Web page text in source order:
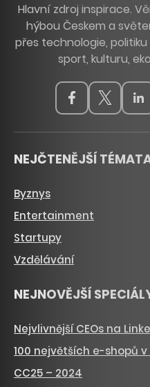
Hlavní zdroj inspirace.
hýbou Českem a
přes technologie,
sport, kulturu,
NEJČTENĚJŠÍ
Byznys
Entertainment
Startupy
Vzdělávání
NEJNOVĚJŠÍ
Nejvlivnější CEOs na
100 největších e-shopů v
CC25 – 2024